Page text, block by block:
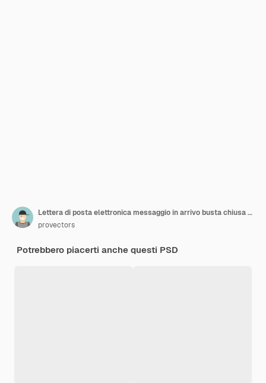
Lettera di posta elettronica messaggio in arrivo busta chiusa pulsante applicazione mobile 3d icona isometrica rotonda
provectors
Potrebbero piacerti anche questi PSD